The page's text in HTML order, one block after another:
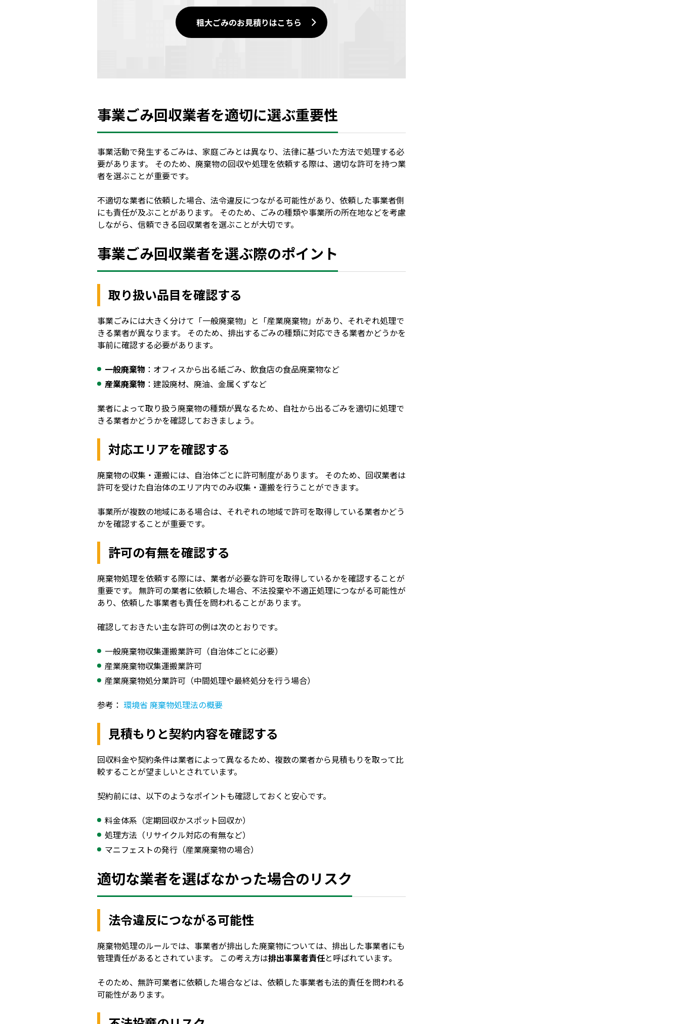
粗大ごみのお見積りはこちら
事業ごみ回収業者を適切に選ぶ重要性
事業活動で発生するごみは、家庭ごみとは異なり、法律に基づいた方法で処理する必
要があります。 そのため、廃棄物の回収や処理を依頼する際は、適切な許可を持つ業
者を選ぶことが重要です。
不適切な業者に依頼した場合、法令違反につながる可能性があり、依頼した事業者側
にも責任が及ぶことがあります。 そのため、ごみの種類や事業所の所在地などを考慮
しながら、信頼できる回収業者を選ぶことが大切です。
事業ごみ回収業者を選ぶ際のポイント
取り扱い品目を確認する
事業ごみには大きく分けて「一般廃棄物」と「産業廃棄物」があり、それぞれ処理で
きる業者が異なります。 そのため、排出するごみの種類に対応できる業者かどうかを
事前に確認する必要があります。
一般廃棄物 ：オフィスから出る紙ごみ、飲食店の食品廃棄物など
産業廃棄物 ：建設廃材、廃油、金属くずなど
業者によって取り扱う廃棄物の種類が異なるため、自社から出るごみを適切に処理で
きる業者かどうかを確認しておきましょう。
対応エリアを確認する
廃棄物の収集・運搬には、自治体ごとに許可制度があります。 そのため、回収業者は
許可を受けた自治体のエリア内でのみ収集・運搬を行うことができます。
事業所が複数の地域にある場合は、それぞれの地域で許可を取得している業者かどう
かを確認することが重要です。
許可の有無を確認する
廃棄物処理を依頼する際には、業者が必要な許可を取得しているかを確認することが
重要です。 無許可の業者に依頼した場合、不法投棄や不適正処理につながる可能性が
あり、依頼した事業者も責任を問われることがあります。
確認しておきたい主な許可の例は次のとおりです。
一般廃棄物収集運搬業許可（自治体ごとに必要）
産業廃棄物収集運搬業許可
産業廃棄物処分業許可（中間処理や最終処分を行う場合）
参考： 環境省 廃棄物処理法の概要
見積もりと契約内容を確認する
回収料金や契約条件は業者によって異なるため、複数の業者から見積もりを取って比
較することが望ましいとされています。
契約前には、以下のようなポイントも確認しておくと安心です。
料金体系（定期回収かスポット回収か）
処理方法（リサイクル対応の有無など）
マニフェストの発行（産業廃棄物の場合）
適切な業者を選ばなかった場合のリスク
法令違反につながる可能性
廃棄物処理のルールでは、事業者が排出した廃棄物については、排出した事業者にも
管理責任があるとされています。 この考え方は排出事業者責任と呼ばれています。
そのため、無許可業者に依頼した場合などは、依頼した事業者も法的責任を問われる
可能性があります。